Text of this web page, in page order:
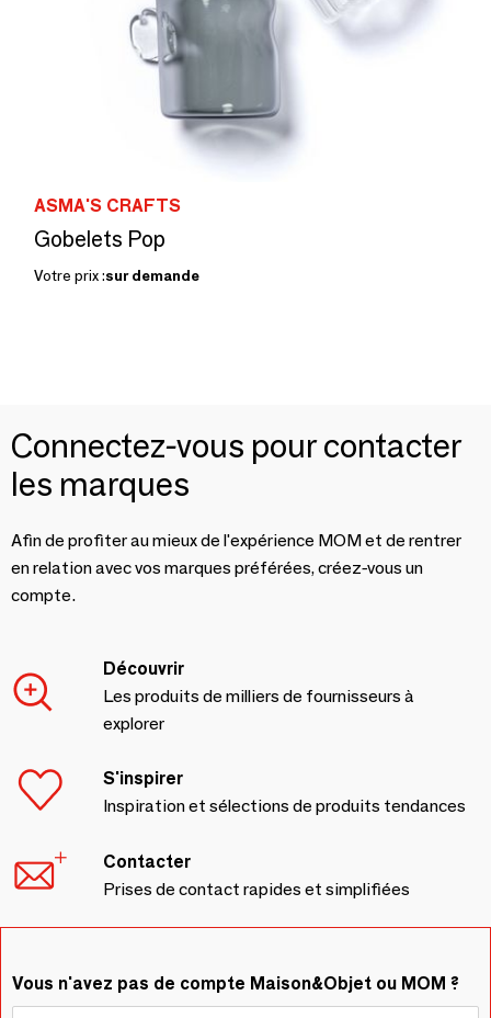
ASMA'S CRAFTS
Gobelets Pop
Votre prix :sur demande
Connectez-vous pour contacter
les marques
Afin de profiter au mieux de l'expérience MOM et de rentrer
en relation avec vos marques préférées, créez-vous un
compte.
Découvrir
Les produits de milliers de fournisseurs à
explorer
S'inspirer
Inspiration et sélections de produits tendances
Contacter
Prises de contact rapides et simplifiées
Vous n'avez pas de compte Maison&Objet ou MOM ?